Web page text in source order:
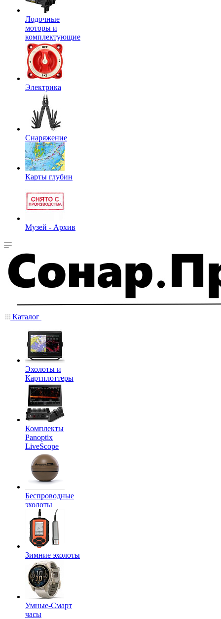
Лодочные
моторы и
комплектующие
Электрика
Снаряжение
Карты глубин
Музей - Архив
Каталог
Эхолоты и
Картплоттеры
Комплекты
Panoptix
LiveScope
Беспроводные
эхолоты
Зимние эхолоты
Умные-Смарт
часы